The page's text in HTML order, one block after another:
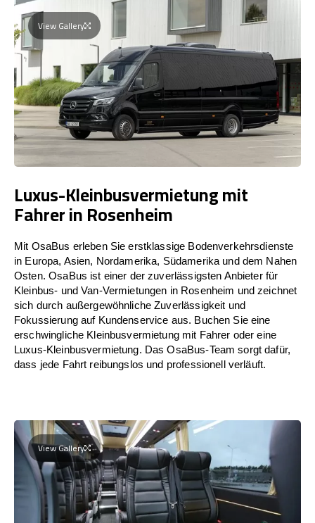
View Gallery
Luxus-Kleinbusvermietung mit
Fahrer in Rosenheim
Mit OsaBus erleben Sie erstklassige Bodenverkehrsdienste
in Europa, Asien, Nordamerika, Südamerika und dem Nahen
Osten. OsaBus ist einer der zuverlässigsten Anbieter für
Kleinbus- und Van-Vermietungen in Rosenheim und zeichnet
sich durch außergewöhnliche Zuverlässigkeit und
Fokussierung auf Kundenservice aus. Buchen Sie eine
erschwingliche Kleinbusvermietung mit Fahrer oder eine
Luxus-Kleinbusvermietung. Das OsaBus-Team sorgt dafür,
dass jede Fahrt reibungslos und professionell verläuft.
View Gallery